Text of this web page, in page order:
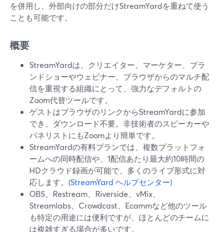
を併用し、外部向けの部分だけStreamYardを重ねて使う
ことも可能です。
概要
StreamYardは、クリエイター、マーケター、ブラ
ンドショーやウェビナー、ブラウザからのマルチ配
信を重視する組織にとって、強力なデフォルトの
Zoom代替ツールです。
ゲストはブラウザのリンクからStreamYardに参加
でき、ダウンロード不要。非技術者のスピーカーや
パネリストにもZoomより簡単です。
StreamYardの有料プランでは、複数プラットフォ
ームへの同時配信や、1配信あたり最大約10時間の
HDクラウド録画が可能で、多くのライブ形式に対
応します。(StreamYard ヘルプセンター)
OBS、Restream、Riverside、vMix、
Streamlabs、Crowdcast、Ecammなど他のツール
も特定の用途には便利ですが、ほとんどのチームに
は複雑すぎる場合が多いです。